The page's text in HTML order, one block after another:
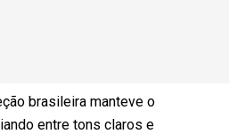
brasileira manteve o
entre tons claros e